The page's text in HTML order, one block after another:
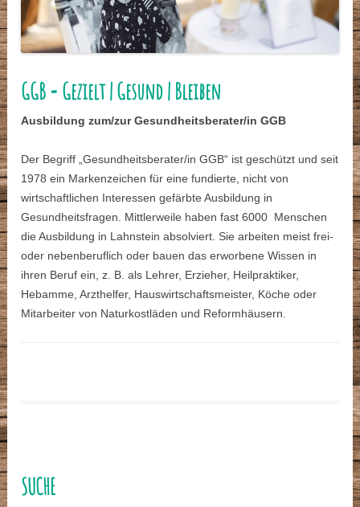
GGB = Gezielt | Gesund | Bleiben
Ausbildung zum/zur Gesundheitsberater/in GGB
Der Begriff „Gesundheitsberater/in GGB“ ist geschützt und seit
1978 ein Markenzeichen für eine fundierte, nicht von
wirtschaftlichen Interessen gefärbte Ausbildung in
Gesundheitsfragen. Mittlerweile haben fast 6000 Menschen
die Ausbildung in Lahnstein absolviert. Sie arbeiten meist frei-
oder nebenberuflich oder bauen das erworbene Wissen in
ihren Beruf ein, z. B. als Lehrer, Erzieher, Heilpraktiker,
Hebamme, Arzthelfer, Hauswirtschaftsmeister, Köche oder
Mitarbeiter von Naturkostläden und Reformhäusern.
SUCHE